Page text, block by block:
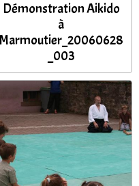
Démonstration Aikido
à
Marmoutier_20060628
_003